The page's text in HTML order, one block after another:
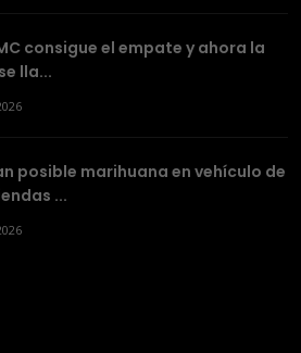
consigue el empate y ahora la
lla...
posible marihuana en vehículo de
...